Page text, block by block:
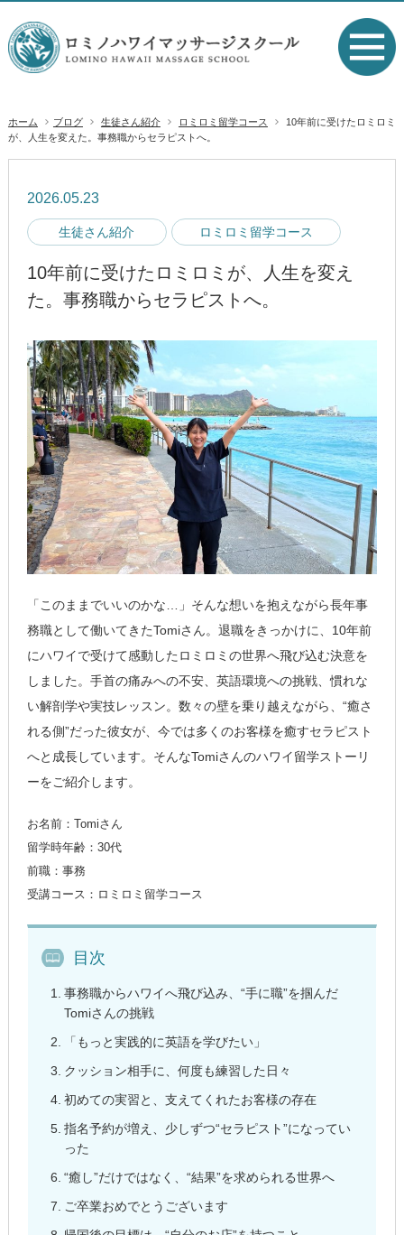
ホーム ブログ 生徒さん紹介 ロミロミ留学コース
10年前に受けたロミロミ
が、人生を変えた。事務職からセラピストへ。
2026.05.23
生徒さん紹介 ロミロミ留学コース
10年前に受けたロミロミが、人生を変え
た。事務職からセラピストへ。
「このままでいいのかな…」そんな想いを抱えながら長年事
務職として働いてきたTomiさん。退職をきっかけに、10年前
にハワイで受けて感動したロミロミの世界へ飛び込む決意を
しました。手首の痛みへの不安、英語環境への挑戦、慣れな
い解剖学や実技レッスン。数々の壁を乗り越えながら、“癒さ
れる側”だった彼女が、今では多くのお客様を癒すセラピスト
へと成長しています。そんなTomiさんのハワイ留学ストーリ
ーをご紹介します。
お名前：Tomiさん
留学時年齢：30代
前職：事務
受講コース：ロミロミ留学コース
目次
事務職からハワイへ飛び込み、“手に職”を掴んだ
Tomiさんの挑戦
「もっと実践的に英語を学びたい」
クッション相手に、何度も練習した日々
初めての実習と、支えてくれたお客様の存在
指名予約が増え、少しずつ“セラピスト”になってい
った
“癒し”だけではなく、“結果”を求められる世界へ
ご卒業おめでとうございます